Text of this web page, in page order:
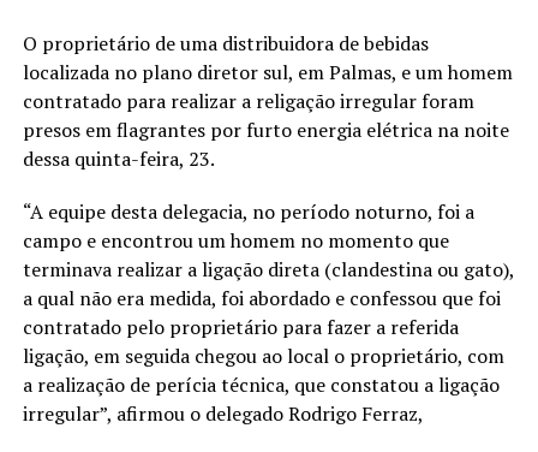
O proprietário de uma distribuidora de bebidas
localizada no plano diretor sul, em Palmas, e um homem
contratado para realizar a religação irregular foram
presos em flagrantes por furto energia elétrica na noite
dessa quinta-feira, 23.
“A equipe desta delegacia, no período noturno, foi a
campo e encontrou um homem no momento que
terminava realizar a ligação direta (clandestina ou gato),
a qual não era medida, foi abordado e confessou que foi
contratado pelo proprietário para fazer a referida
ligação, em seguida chegou ao local o proprietário, com
a realização de perícia técnica, que constatou a ligação
irregular”, afirmou o delegado Rodrigo Ferraz,